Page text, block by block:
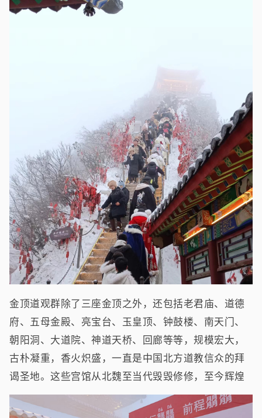
金顶道观群除了三座金顶之外，还包括老君庙、道德
府、五母金殿、亮宝台、玉皇顶、钟鼓楼、南天门、
朝阳洞、大道院、神道天桥、回廊等等，规模宏大，
古朴凝重，香火炽盛，一直是中国北方道教信众的拜
谒圣地。这些宫馆从北魏至当代毁毁修修，至今辉煌